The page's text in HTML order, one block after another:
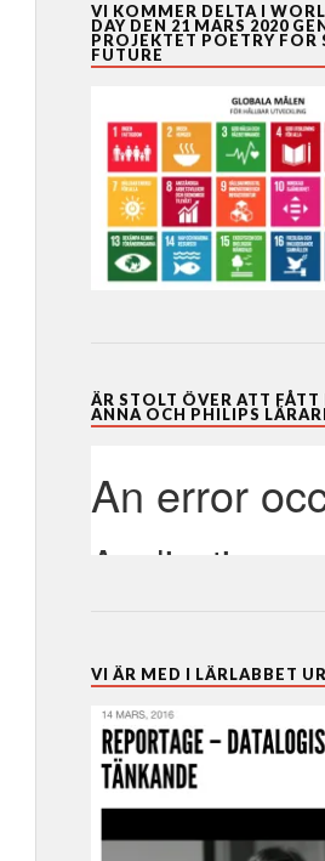
VI KOMMER DELTA I
DAY DEN 21 MARS 2020
PROJEKTET POETRY FOR
FUTURE
ÄR STOLT ÖVER ATT FÅTT
ANNA OCH PHILIPS
VI ÄR MED I LÄRLABBET UR